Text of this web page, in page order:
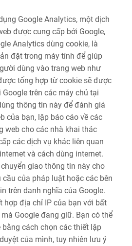
Google Analytics, một dịch
được cung cấp bởi Google,
Analytics dùng cookie, là
đặt trong máy tính để giúp
dùng vào trang web như
tổng hợp từ cookie sẽ được
trên các máy chủ tại
thông tin này để đánh giá
của bạn, lập báo cáo về các
web cho các nhà khai thác
các dịch vụ khác liên quan
và cách dùng internet.
giao thông tin này cho
cầu của pháp luật hoặc các bên
trên danh nghĩa của Google.
hợp địa chỉ IP của bạn với bất
Google đang giữ. Bạn có thể
cách chọn các thiết lập
của mình, tuy nhiên lưu ý